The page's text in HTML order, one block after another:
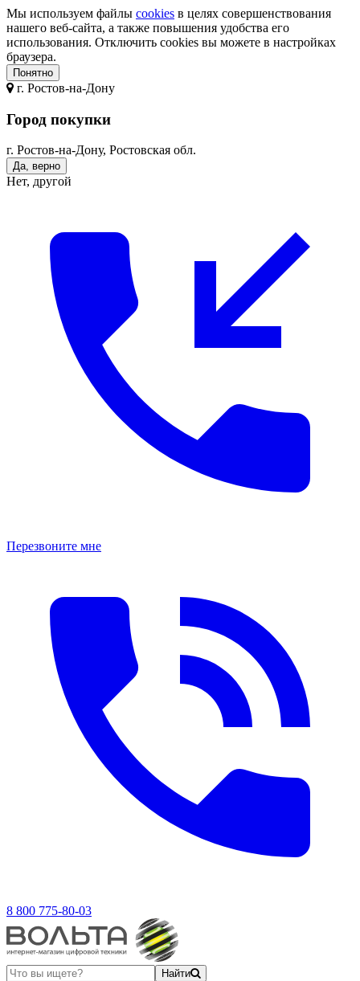
Мы используем файлы cookies в целях совершенствования
нашего веб-сайта, а также повышения удобства его
использования. Отключить cookies вы можете в настройках
браузера.
Понятно
г. Ростов-на-Дону
Город покупки
г. Ростов-на-Дону, Ростовская обл.
Да, верно
Нет, другой
Перезвоните мне
8 800 775-80-03
Найти